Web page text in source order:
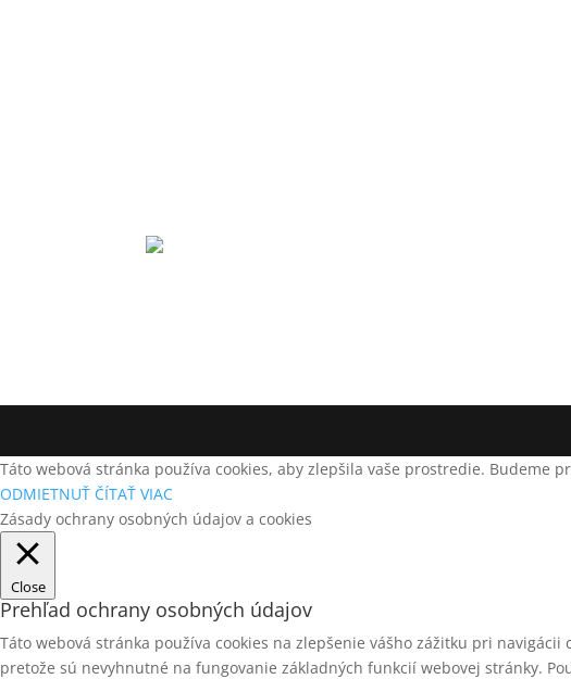
Táto webová stránka používa cookies, aby zlepšila vaše prostredie.
ODMIETNUŤ ČÍTAŤ VIAC
Zásady ochrany osobných údajov a cookies
Close
Prehľad ochrany osobných údajov
Táto webová stránka používa cookies na zlepšenie vášho zážitku pri
pretože sú nevyhnutné na fungovanie základných funkcií webovej stránky.